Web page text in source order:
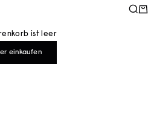
ist leer
einkaufen